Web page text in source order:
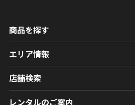
商品を探す
エリア情報
店舗検索
レンタルのご案内